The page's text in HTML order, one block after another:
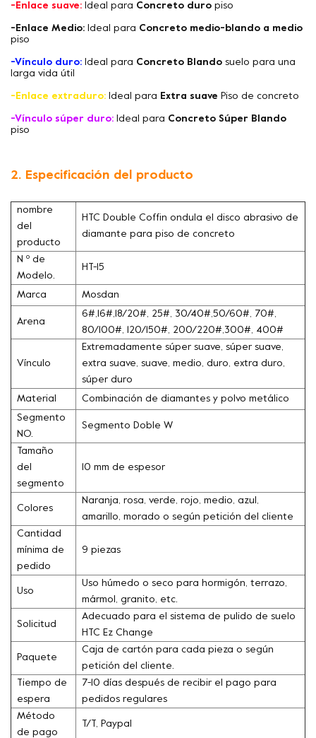
-Enlace suave: Ideal para Concreto duro piso
-Enlace Medio: Ideal para Concreto medio-blando a medio
piso
-Vínculo duro: Ideal para Concreto Blando suelo para una
larga vida útil
-Enlace extraduro: Ideal para Extra suave Piso de concreto
-Vínculo súper duro: Ideal para Concreto Súper Blando
piso
2. Especificación del producto
nombre
del
producto
HTC Double Coffin ondula el disco abrasivo de
diamante para piso de concreto
N º de
Modelo.
HT-15
Marca Mosdan
Arena
6#,16#,18/20#, 25#, 30/40#,50/60#, 70#,
80/100#, 120/150#, 200/220#,300#, 400#
Vínculo
Extremadamente súper suave, súper suave,
extra suave, suave, medio, duro, extra duro,
súper duro
Material Combinación de diamantes y polvo metálico
Segmento
NO.
Segmento Doble W
Tamaño
del
segmento
10 mm de espesor
Colores
Naranja, rosa, verde, rojo, medio, azul,
amarillo, morado o según petición del cliente
Cantidad
mínima de
pedido
9 piezas
Uso
Uso húmedo o seco para hormigón, terrazo,
mármol, granito, etc.
Solicitud
Adecuado para el sistema de pulido de suelo
HTC Ez Change
Paquete
Caja de cartón para cada pieza o según
petición del cliente.
Tiempo de
espera
7-10 días después de recibir el pago para
pedidos regulares
Método
de pago
T/T, Paypal